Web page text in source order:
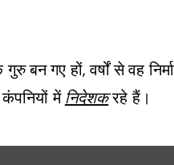
बन गए हों, वर्षों से वह
मेंनिदेशकरहे हैं।